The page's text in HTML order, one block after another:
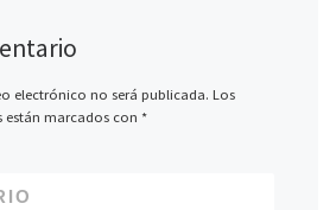
electrónico no será publicada. Los
marcados con *